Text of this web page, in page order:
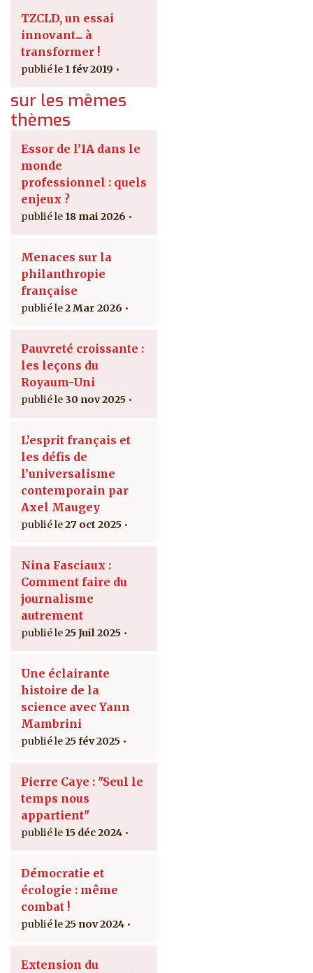
TZCLD, un essai
innovant... à
transformer !
1 fév 2019
sur les mêmes
thèmes
Essor de l’IA dans le
monde
professionnel : quels
enjeux ?
18 mai 2026
Menaces sur la
philanthropie
française
2 Mar 2026
Pauvreté croissante :
les leçons du
Royaum-Uni
30 nov 2025
L’esprit français et
les défis de
l’universalisme
contemporain par
Axel Maugey
27 oct 2025
Nina Fasciaux :
Comment faire du
journalisme
autrement
25 Juil 2025
Une éclairante
histoire de la
science avec Yann
Mambrini
25 fév 2025
Pierre Caye : "Seul le
temps nous
appartient"
15 déc 2024
Démocratie et
écologie : même
combat !
25 nov 2024
Extension du